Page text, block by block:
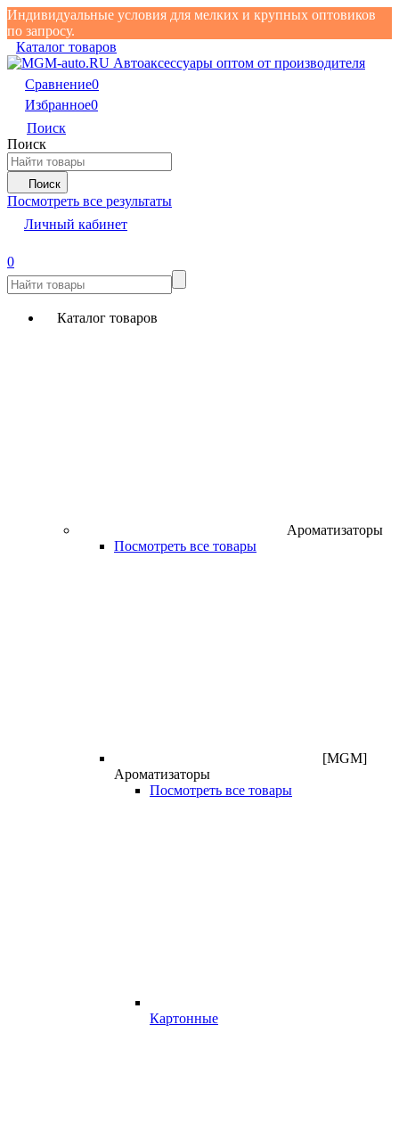
Индивидуальные условия для мелких и крупных оптовиков
по запросу.
Каталог товаров
Сравнение0
Избранное0
Поиск
Поиск
Поиск
Посмотреть все результаты
Личный кабинет
0
Каталог товаров
Ароматизаторы
Посмотреть все товары
[MGM]
Ароматизаторы
Посмотреть все товары
Картонные